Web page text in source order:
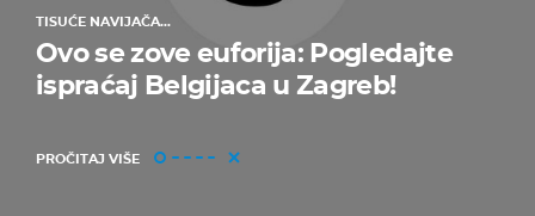
TISUĆE NAVIJAČA...
Ovo se zove euforija: Pogledajte
ispraćaj Belgijaca u Zagreb!
PROČITAJ VIŠE